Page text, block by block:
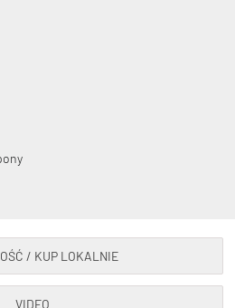
/ KUP LOKALNIE
VIDEO